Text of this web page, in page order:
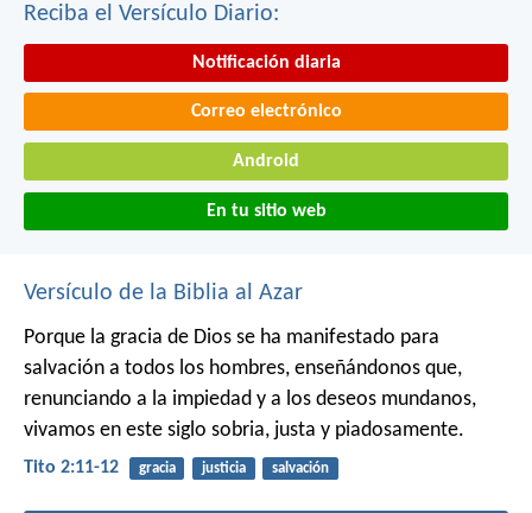
Reciba el Versículo Diario:
Notificación diaria
Correo electrónico
Android
En tu sitio web
Versículo de la Biblia al Azar
Porque la gracia de Dios se ha manifestado para
salvación a todos los hombres, enseñándonos que,
renunciando a la impiedad y a los deseos mundanos,
vivamos en este siglo sobria, justa y piadosamente.
Tito 2:11-12 gracia justicia salvación